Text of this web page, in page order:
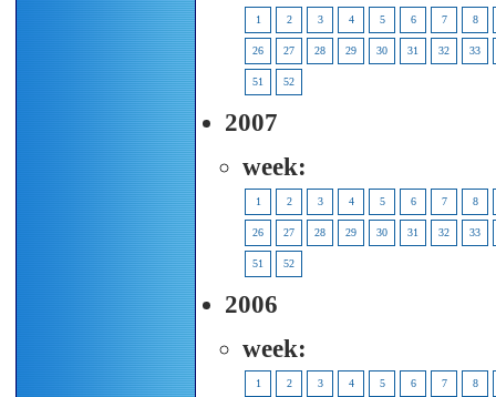
1 2 3 4 5 6 7 8
26 27 28 29 30 31 32 33
51 52
2007
week:
1 2 3 4 5 6 7 8
26 27 28 29 30 31 32 33
51 52
2006
week:
1 2 3 4 5 6 7 8